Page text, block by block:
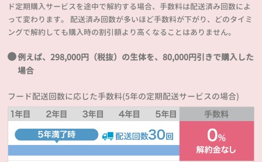
ド定期購入サービスを途中で解約する場合、手数料は配送済み回数によ
って変わります。 配送済み回数が多いほど手数料が下がり、どのタイミ
ングで解約しても購入時の割引額より高くなることはありません。
例えば、298,000円（税抜）の生体を、80,000円引きで購入した
場合
フード配送回数に応じた手数料(5年の定期配送サービスの場合)